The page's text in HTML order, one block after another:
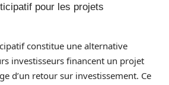
pour les projets
constitue une alternative
investisseurs financent un projet
d’un retour sur investissement. Ce